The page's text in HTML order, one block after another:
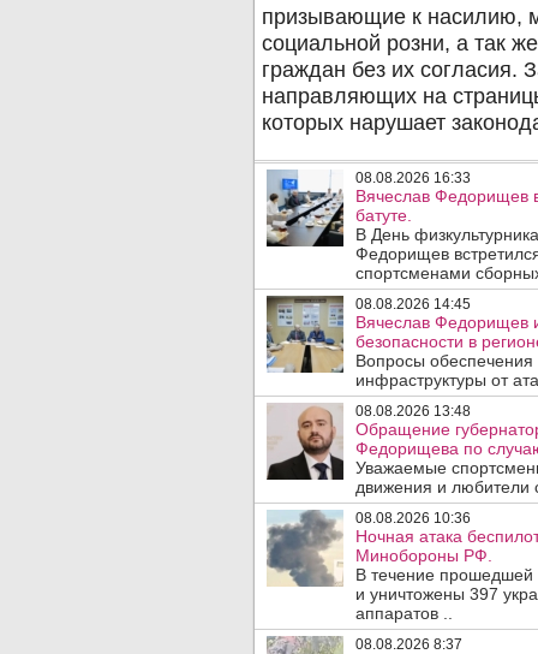
08.08.2026 16:33
Вячеслав Федорищев
батуте.
В День
Федорищев
спортсменами
08.08.2026 14:45
Вячеслав Федорищев
безопасности в
Вопросы обеспечения
инфраструктуры от
08.08.2026 13:48
Обращение
Федорищева по
Уважаемые
движения и любители
08.08.2026 10:36
Ночная атака
Минобороны РФ.
В течение
и уничтожены 397
аппаратов ..
08.08.2026 8:37